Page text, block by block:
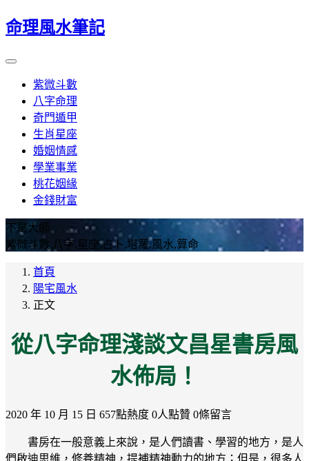
命理風水筆記
紫微斗數
八字命理
奇門遁甲
生肖星座
婚姻情感
學業事業
桃花姻緣
金錢財富
不是大師
紫微斗數,八字,星座,占卜,塔羅,風水,算命
首頁
陽宅風水
正文
從八字命理淺談文昌星書房風
水佈局！
2020 年 10 月 15 日 657點熱度 0人點贊 0條留言
書房在一般意義上來說，是人們讀書、學習的地方，是人
們啟迪思維，修養精神，提補精神動力的地方；但是，很多人